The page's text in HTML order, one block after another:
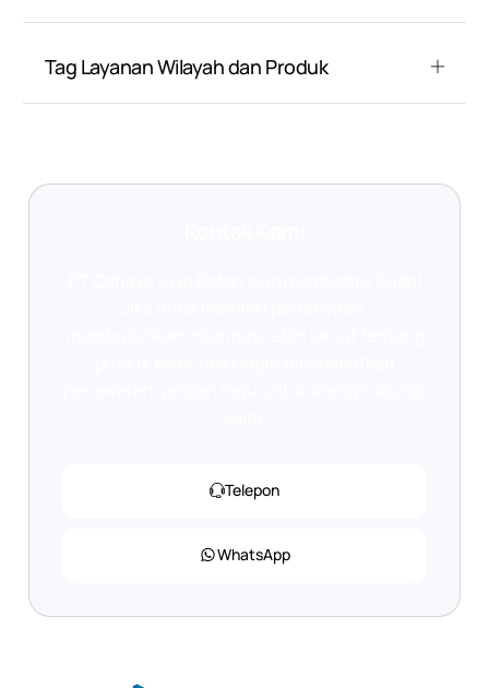
Tag Layanan Wilayah dan Produk
Telepon
WhatsApp